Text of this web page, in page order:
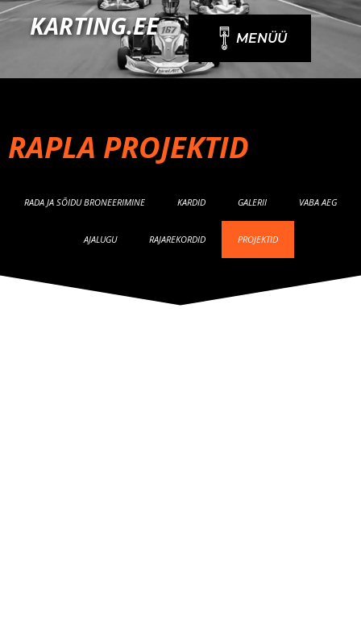
Skip
to
contentKARTING.EE MENÜÜ
RAPLA PROJEKTID
RADA JA SÕIDU BRONEERIMINE KARDID GALERII VABA AEG
AJALUGU RAJAREKORDID PROJEKTID